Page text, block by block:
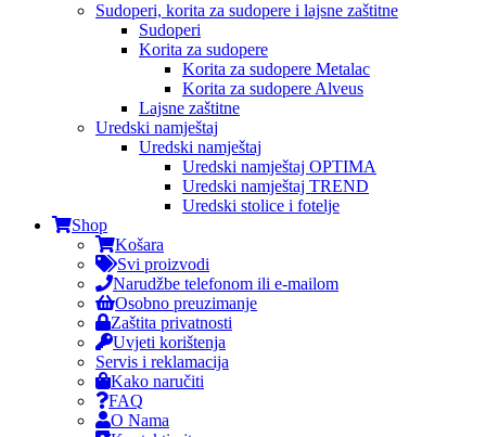
Sudoperi, korita za sudopere i lajsne zaštitne
Sudoperi
Korita za sudopere
Korita za sudopere Metalac
Korita za sudopere Alveus
Lajsne zaštitne
Uredski namještaj
Uredski namještaj
Uredski namještaj OPTIMA
Uredski namještaj TREND
Uredski stolice i fotelje
Shop
Košara
Svi proizvodi
Narudžbe telefonom ili e-mailom
Osobno preuzimanje
Zaštita privatnosti
Uvjeti korištenja
Servis i reklamacija
Kako naručiti
FAQ
O Nama